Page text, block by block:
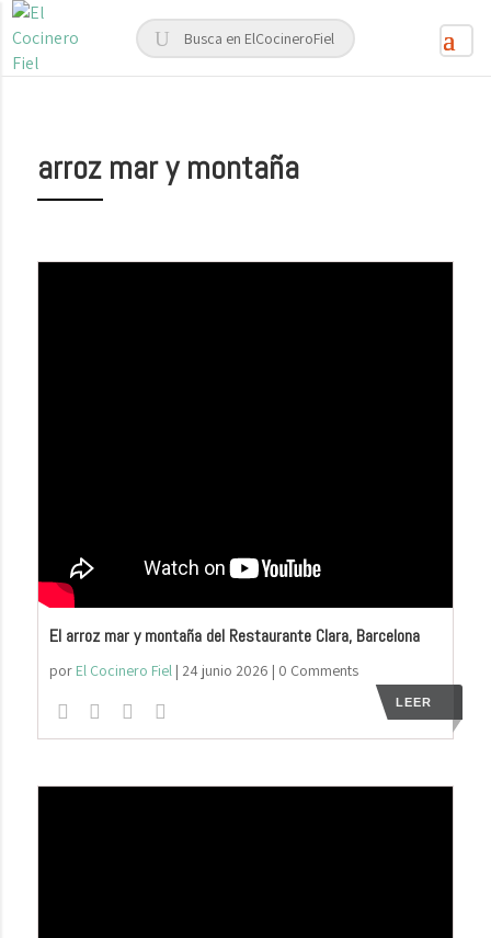
arroz mar y montaña
El arroz mar y montaña del Restaurante Clara, Barcelona
por El Cocinero Fiel| 24 junio 2026 | 0 Comments
LEER